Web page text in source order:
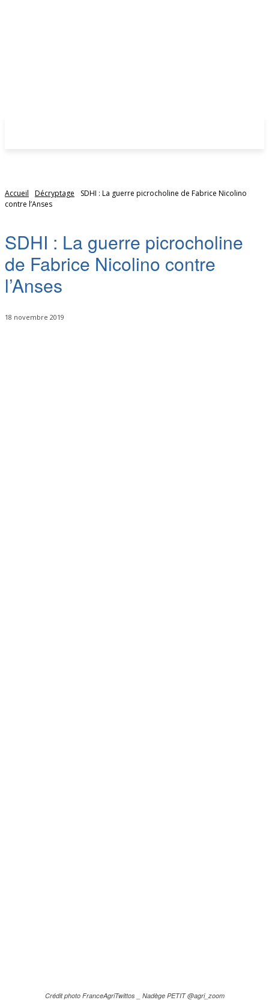
Accueil Décryptage
SDHI : La guerre picrocholine de Fabrice Nicolino
contre l’Anses
SDHI : La guerre picrocholine
de Fabrice Nicolino contre
l’Anses
18 novembre 2019
Crédit photo FranceAgriTwittos _ Nadège PETIT @agri_zoom